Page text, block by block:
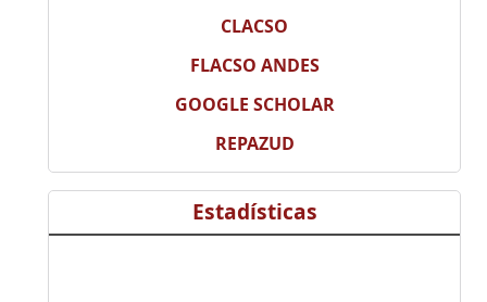
CLACSO
FLACSO ANDES
GOOGLE SCHOLAR
REPAZUD
Estadísticas